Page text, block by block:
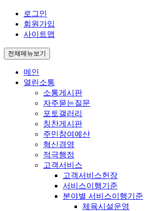
로그인
회원가입
사이트맵
전체메뉴보기
메인
열린소통
소통게시판
자주묻는질문
포토갤러리
칭찬게시판
주민참여예산
혁신경영
적극행정
고객서비스
고객서비스헌장
서비스이행기준
분야별 서비스이행기준
체육시설운영